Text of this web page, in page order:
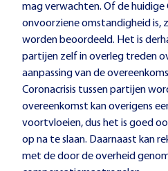
mag verwachten. Of de huidige
onvoorziene omstandigheid is,
worden beoordeeld. Het is
partijen zelf in overleg treden
aanpassing van de
Coronacrisis tussen partijen
overeenkomst kan overigens
voortvloeien, dus het is goed
op na te slaan. Daarnaast kan
met de door de overheid